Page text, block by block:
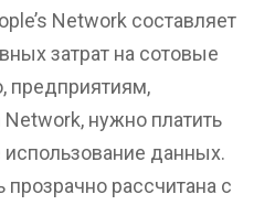
Network составляет
затрат на сотовые
предприятиям,
нужно платить
использование данных.
рассчитана с